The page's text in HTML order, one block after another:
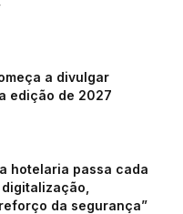
a divulgar
edição de 2027
hotelaria passa cada
da segurança”